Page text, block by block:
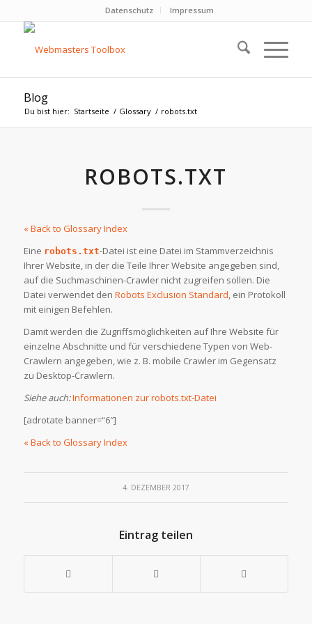
Datenschutz Impressum
Blog
Du bist hier: Startseite / Glossary / robots.txt
ROBOTS.TXT
« Back to Glossary Index
Eine robots.txt-Datei ist eine Datei im Stammverzeichnis
Ihrer Website, in der die Teile Ihrer Website angegeben sind,
auf die Suchmaschinen-Crawler nicht zugreifen sollen. Die
Datei verwendet den Robots Exclusion Standard, ein Protokoll
mit einigen Befehlen.
Damit werden die Zugriffsmöglichkeiten auf Ihre Website für
einzelne Abschnitte und für verschiedene Typen von Web-
Crawlern angegeben, wie z. B. mobile Crawler im Gegensatz
zu Desktop-Crawlern.
Siehe auch:Informationen zur robots.txt-Datei
[adrotate banner=“6″]
« Back to Glossary Index
4. DEZEMBER 2017
Eintrag teilen